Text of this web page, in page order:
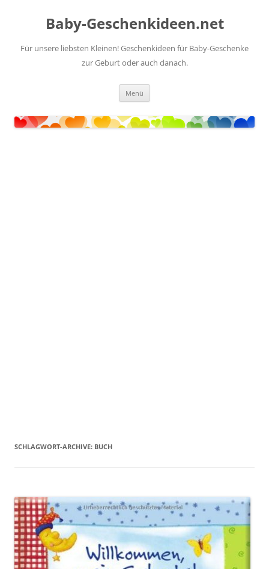
springenBaby-Geschenkideen.net
Für unsere liebsten Kleinen! Geschenkideen für Baby-Geschenke
zur Geburt oder auch danach.
Menü
SCHLAGWORT-ARCHIVE: BUCH